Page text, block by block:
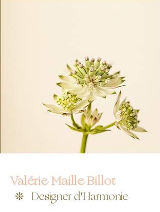
Valérie Maille Billot
❊ Designer d'Harmonie